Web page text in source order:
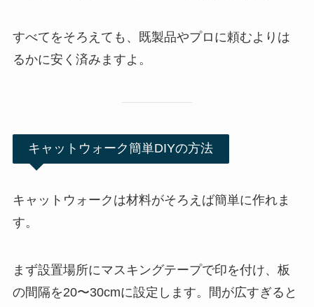
すべてをそろえても、既製品やプロに頼むよりは
るかに安く済みますよ。
キャットウォーク簡単DIYの方法
キャットウォークは材料がそろえば簡単に作れま
す。
まず設置場所にマスキングテープで印を付け、板
の間隔を20〜30cmに設定します。間が広すぎると